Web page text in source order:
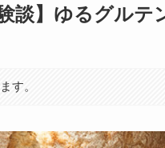
談】ゆるグルテ
す。